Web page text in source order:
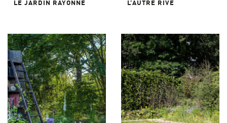
LE JARDIN RAYONNÉ L’AUTRE RIVE